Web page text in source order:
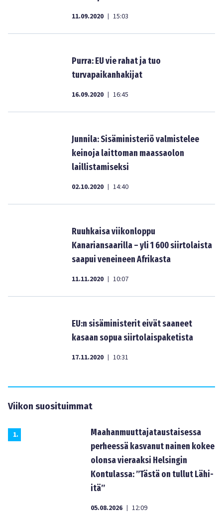
11.09.2020 | 15:03
Purra: EU vie rahat ja tuo
turvapaikanhakijat
16.09.2020 | 16:45
Junnila: Sisäministeriö valmistelee
keinoja laittoman maassaolon
laillistamiseksi
02.10.2020 | 14:40
Ruuhkaisa viikonloppu
Kanariansaarilla – yli 1 600 siirtolaista
saapui veneineen Afrikasta
11.11.2020 | 10:07
EU:n sisäministerit eivät saaneet
kasaan sopua siirtolaispaketista
17.11.2020 | 10:31
Viikon suosituimmat
1.
Maahanmuuttajataustaisessa
perheessä kasvanut nainen kokee
olonsa vieraaksi Helsingin
Kontulassa: ”Tästä on tullut Lähi-
itä”
05.08.2026 | 12:09